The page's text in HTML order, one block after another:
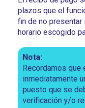
plazos que el
fin de no presentar
horario escogido
Nota:
Recordamos que
inmediatamente
puesto que se
verificación y/o